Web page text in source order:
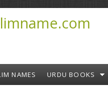
NAMES URDU BOOKS